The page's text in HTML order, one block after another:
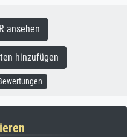
ansehen
hinzufügen